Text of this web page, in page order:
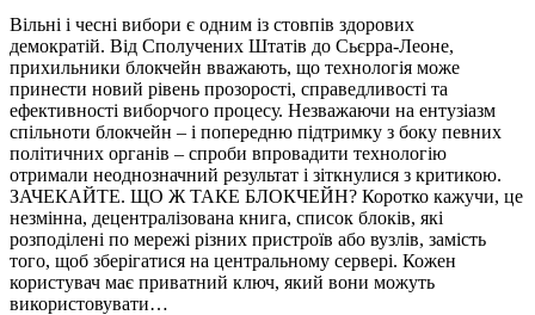
Вільні і чесні вибори є одним із стовпів здорових
демократій. Від Сполучених Штатів до Сьєрра-Леоне,
прихильники блокчейн вважають, що технологія може
принести новий рівень прозорості, справедливості та
ефективності виборчого процесу. Незважаючи на ентузіазм
спільноти блокчейн – і попередню підтримку з боку певних
політичних органів – спроби впровадити технологію
отримали неоднозначний результат і зіткнулися з критикою.
ЗАЧЕКАЙТЕ. ЩО Ж ТАКЕ БЛОКЧЕЙН? Коротко кажучи, це
незмінна, децентралізована книга, список блоків, які
розподілені по мережі різних пристроїв або вузлів, замість
того, щоб зберігатися на центральному сервері. Кожен
користувач має приватний ключ, який вони можуть
використовувати…